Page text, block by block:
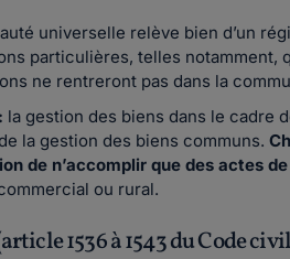
universelle relève bien d’un
particulières, telles notamment,
ne rentreront pas dans la
la gestion des biens dans le cadre
la gestion des biens communs.
de n’accomplir que des actes
ou rural.
1536 à 1543 du Code